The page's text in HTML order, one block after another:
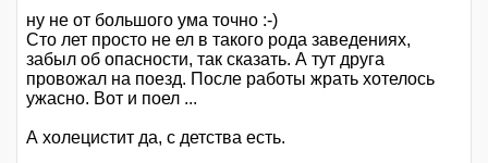
ну не от большого ума точно :-)
Сто лет просто не ел в такого рода заведениях,
забыл об опасности, так сказать. А тут друга
провожал на поезд. После работы жрать хотелось
ужасно. Вот и поел ...
А холецистит да, с детства есть.